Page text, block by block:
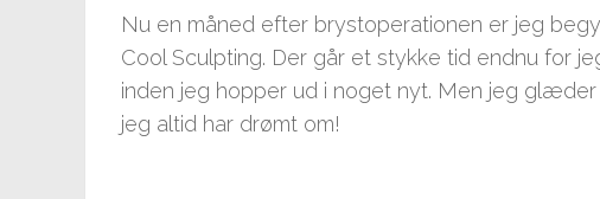
Nu en måned efter brystoperationen er jeg
Cool Sculpting. Der går et stykke tid endnu for
inden jeg hopper ud i noget nyt. Men jeg
jeg altid har drømt om!